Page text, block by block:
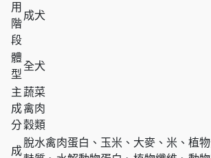
用
階
段
成犬
體
型
全犬
主
成
分
蔬菜
禽肉
穀類
成
脫水禽肉蛋白、玉米、大麥、米、植